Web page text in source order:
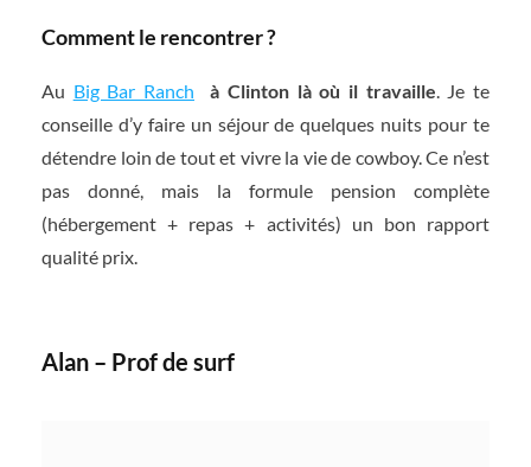
Comment le rencontrer ?
Au Big Bar Ranch à Clinton là où il travaille. Je te
conseille d’y faire un séjour de quelques nuits pour te
détendre loin de tout et vivre la vie de cowboy. Ce n’est
pas donné, mais la formule pension complète
(hébergement + repas + activités) un bon rapport
qualité prix.
Alan – Prof de surf